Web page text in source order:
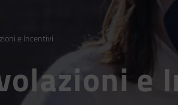
e Incentivi
e